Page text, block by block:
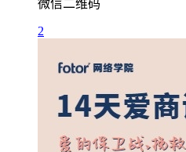
微信二维码
2